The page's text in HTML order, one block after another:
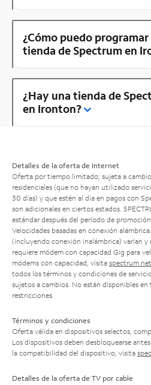
¿Cómo puedo
tienda de Spectrum en
¿Hay una tienda de
en Ironton?
Detalles de la oferta de Internet
Oferta por tiempo limitado; sujeta a
residenciales (que no hayan utilizado
30 días) y que estén al día en pagos con
son adicionales en ciertos estados.
estándar después del período de
Velocidades basadas en conexión
(incluyendo conexión inalámbrica) varían y
requiere módem con capacidad Gig para
módems con capacidad, visita
todos los términos y condiciones de
sujetos a cambios. No están disponibles en
restricciones.
Términos y condiciones
Oferta válida en dispositivos selectos,
Los dispositivos deben desbloquearse
la compatibilidad del dispositivo, visita
Detalles de la oferta de TV por cable